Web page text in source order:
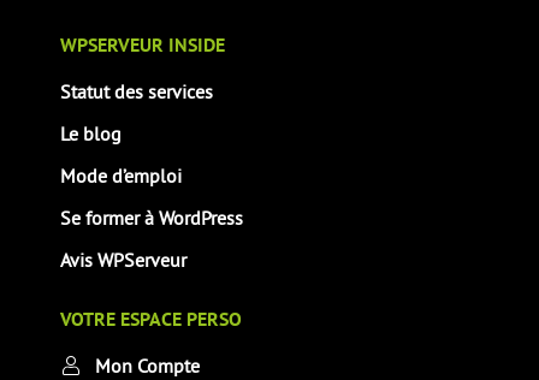
WPSERVEUR INSIDE
Statut des services
Le blog
Mode d’emploi
Se former à WordPress
Avis WPServeur
VOTRE ESPACE PERSO
Mon Compte